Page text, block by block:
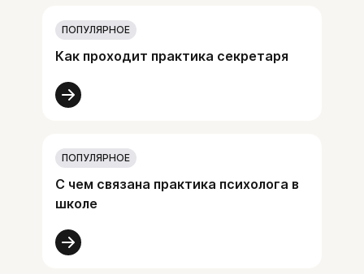
ПОПУЛЯРНОЕ
Как проходит практика секретаря
ПОПУЛЯРНОЕ
С чем связана практика психолога в
школе